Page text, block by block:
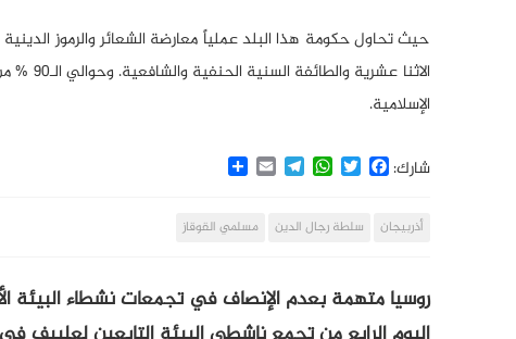
حيث تحاول حكومة هذا البلد عملياً معارضة الشعائر والرموز
الإسلامية.
شارك: Facebook
Twitter
WhatsApp
Telegram
Email
أذربيجان سلطة رجال الدين مسلمي القوقاز
روسيا متهمة بعدم الإنصاف في تجمعات نشطاء البيئة